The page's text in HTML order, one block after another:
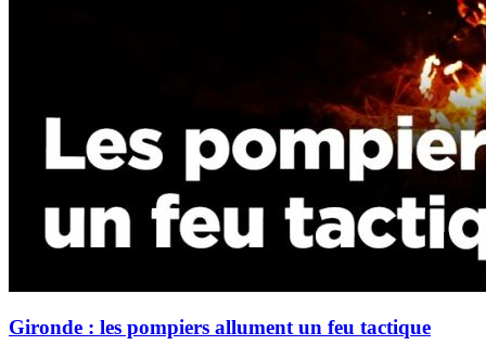
Gironde : les pompiers allument un feu tactique